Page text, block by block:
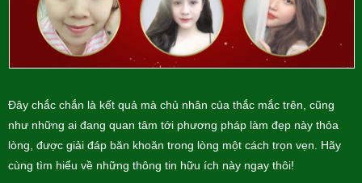
Đây chắc chắn là kết quả mà chủ nhân của thắc mắc trên, cũng
như những ai đang quan tâm tới phương pháp làm đẹp này thỏa
lòng, được giải đáp băn khoăn trong lòng một cách trọn vẹn. Hãy
cùng tìm hiểu về những thông tin hữu ích này ngay thôi!